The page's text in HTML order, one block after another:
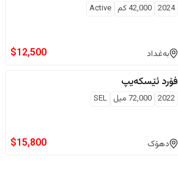
2024
42,000كم Active
بەغداد $12,500
فۆرد ئێسکەیپ
2022
72,000 ميل SEL
دهۆک $15,800